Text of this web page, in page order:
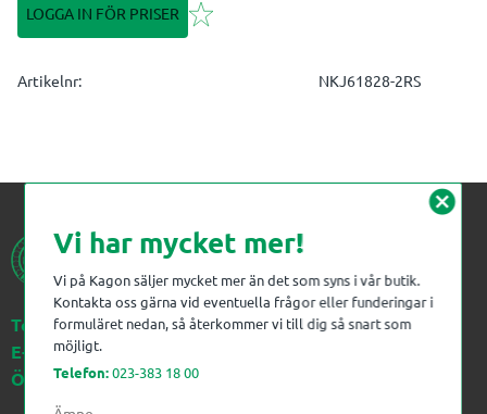
LOGGA IN FÖR PRISER Lägg till i favoriter
Artikelnr NKJ61828-2RS
Telefon:023-383 18 00
E-post:kagon@kagon.se
Öppettider:Måndag-Fredag, 07-16
cancel
Vi har mycket mer!
Vi på Kagon säljer mycket mer än det som syns i vår butik.
Kontakta oss gärna vid eventuella frågor eller funderingar i
formuläret nedan, så återkommer vi till dig så snart som
möjligt.
Telefon:023-383 18 00